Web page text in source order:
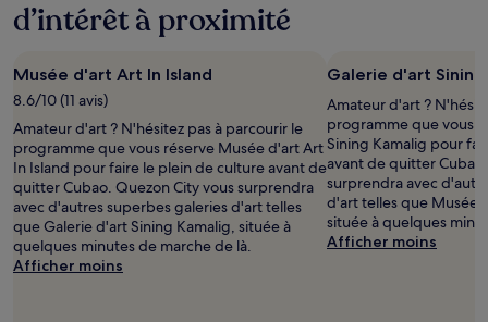
d’intérêt à proximité
Musée d'art Art In Island
8.6/10 (11 avis)
Amateur d'art ? N'hésitez pas à parcourir le
programme que vous réserve Musée d'art Art
In Island pour faire le plein de culture avant de
quitter Cubao. Quezon City vous surprendra
avec d'autres superbes galeries d'art telles
que Galerie d'art Sining Kamalig, située à
quelques minutes de marche de là.
Afficher moins
Galerie d'art Sining
Amateur d'art ?
programme que vous
Sining Kamalig pour
avant de quitter
surprendra avec
d'art telles que Musée
située à quelques
Afficher moins